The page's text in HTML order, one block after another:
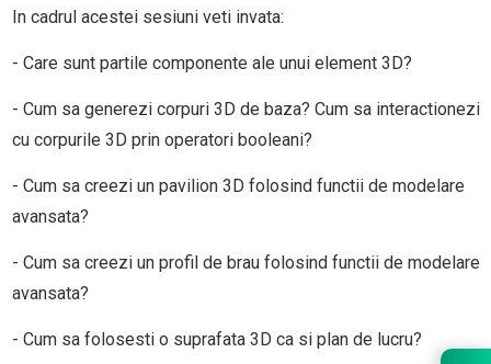
In cadrul acestei sesiuni veti invata:
- Care sunt partile componente ale unui element 3D?
- Cum sa generezi corpuri 3D de baza? Cum sa interactionezi
cu corpurile 3D prin operatori booleani?
- Cum sa creezi un pavilion 3D folosind functii de modelare
avansata?
- Cum sa creezi un profil de brau folosind functii de modelare
avansata?
- Cum sa folosesti o suprafata 3D ca si plan de lucru?